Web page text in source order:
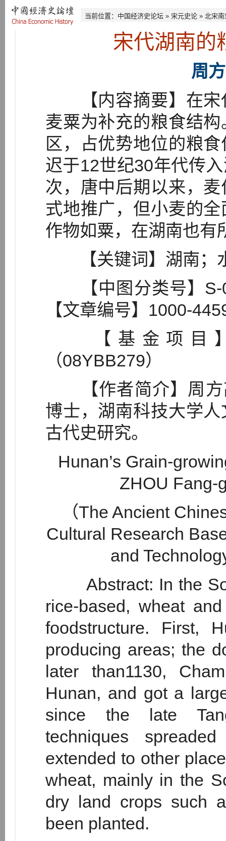
当前位置： 中国经济史论坛 » 宋元史论 » 北宋南
宋代湖南的
周
【内容摘要】在宋
麦粟为补充的粮食结
区，占优势地位的粮
迟于12世纪30年代传
次，唐中后期以来，
式地推广，但小麦的
作物如粟，在湖南也有
【关键词】湖南；
【中图分类号】S-
【文章编号】1000-
【基金项目】
（08YBB279）
【作者简介】周方
博士，湖南科技大学
古代史研究。
Hunan’s Grain-
ZHOU Fang-
（The Ancient
Cultural Research
and
Abstract: In the
rice-based, wheat
foodstructure. First,
producing areas; the
later than1130,
Hunan, and got a
since the late
techniques
extended to other
wheat, mainly in the
dry land crops such
been planted.